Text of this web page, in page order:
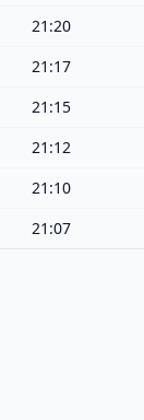
21:20
21:17
21:15
21:12
21:10
21:07